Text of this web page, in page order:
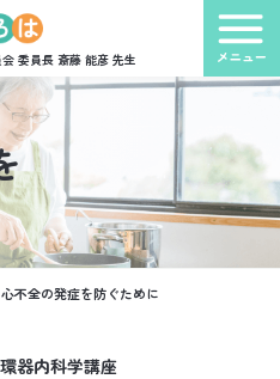
委員長 斎藤 能彦 先生
心不全の発症を防ぐために
器内科学講座